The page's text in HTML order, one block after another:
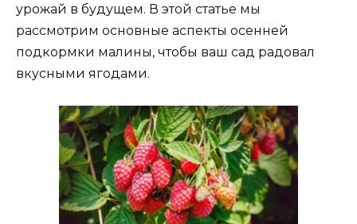
урожай в будущем. В этой статье мы
рассмотрим основные аспекты осенней
подкормки малины, чтобы ваш сад радовал
вкусными ягодами.